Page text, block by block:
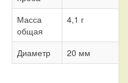
Масса
общая
4,1 г
Диаметр 20 мм